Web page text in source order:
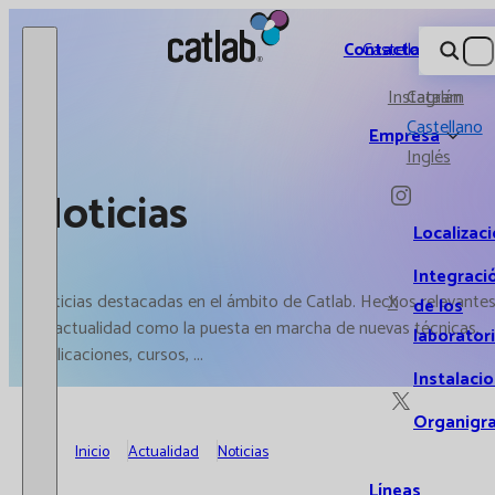
Catlab.
Empresa
de los
Contacto
Instagram
X
Castellano
Catalán
Castellano
Inglés
Noticias
Noticias destacadas en el ámbito de Catlab. Hechos relevantes
de actualidad como la puesta en marcha de nuevas técnicas,
publicaciones, cursos, ...
Inicio Actualidad Noticias